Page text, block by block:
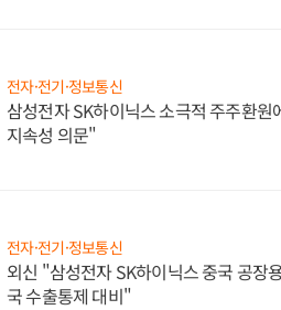
전자·전기·정보통신
삼성전자 SK하이닉스 소극적 주주환
지속성 의문"
전자·전기·정보통신
외신 "삼성전자 SK하이닉스 중국 공장
국 수출통제 대비"